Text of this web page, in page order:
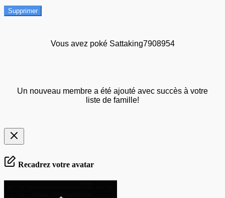
Supprimer
Vous avez poké Sattaking7908954
Un nouveau membre a été ajouté avec succès à votre
liste de famille!
Recadrez votre avatar